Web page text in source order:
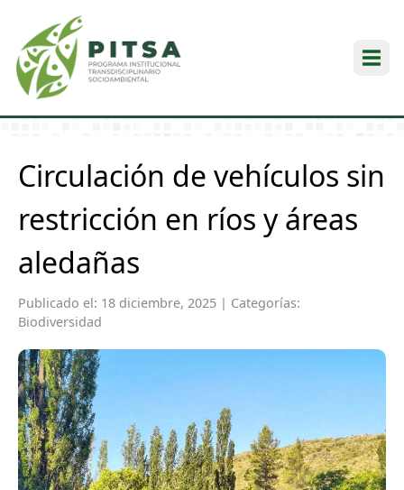
Circulación de vehículos sin
restricción en ríos y áreas
aledañas
Publicado el: 18 diciembre, 2025 | Categorías:
Biodiversidad